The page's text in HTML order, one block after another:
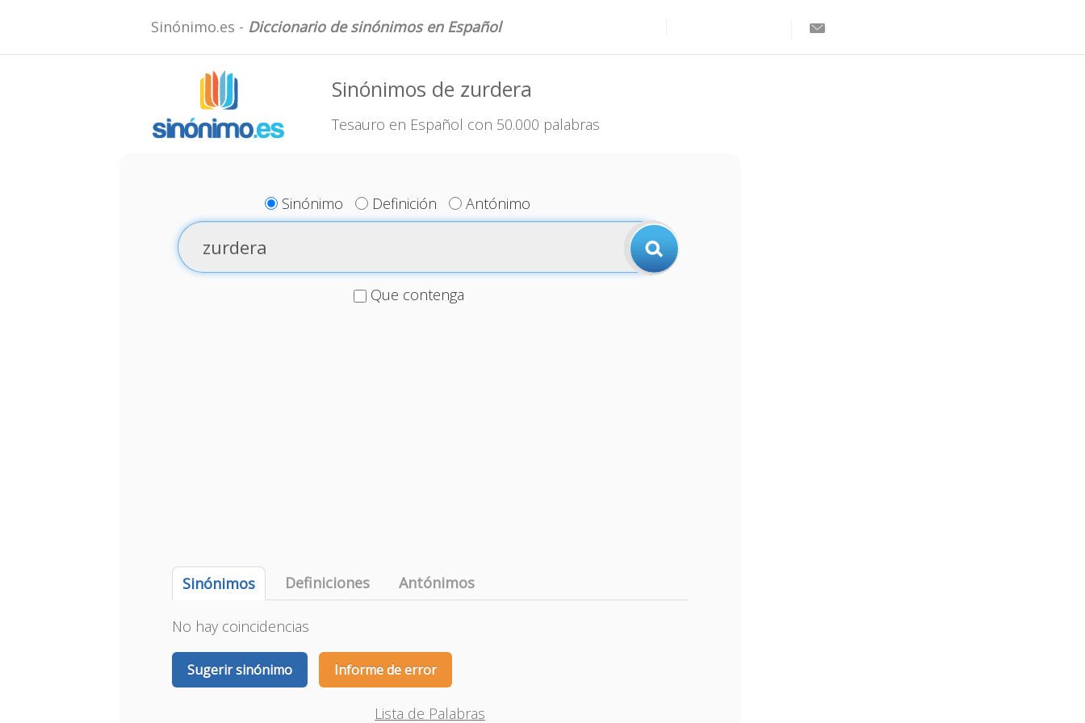
Sinónimo.es - Diccionario de sinónimos en Español
Sinónimos de zurdera
Tesauro en Español con 50.000 palabras
Sinónimo Definición Antónimo
Que contenga
Sinónimos Definiciones Antónimos
No hay coincidencias
Sugerir sinónimo Informe de error
Lista de Palabras